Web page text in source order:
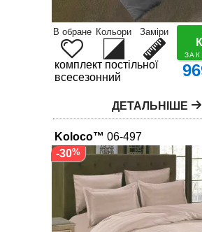
В обране Кольори Заміри
комплект постільної білизни
всесезонний
ДЕТАЛЬНІШЕ
Koloco™ 06-497
-30